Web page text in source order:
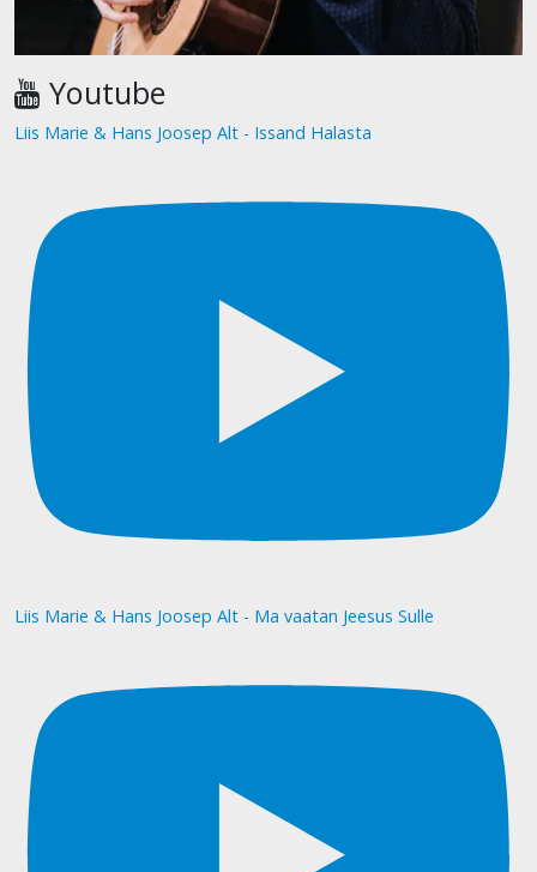
Youtube
Liis Marie & Hans Joosep Alt - Issand Halasta
Liis Marie & Hans Joosep Alt - Ma vaatan Jeesus Sulle